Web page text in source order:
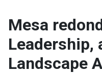
Item 4
Mesa
Leadership,
Landscape